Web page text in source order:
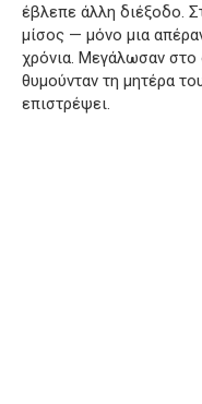
έβλεπε άλλη διέξοδο.
μίσος — μόνο μια
χρόνια. Μεγάλωσαν
θυμούνταν τη μητέρα
επιστρέψει.